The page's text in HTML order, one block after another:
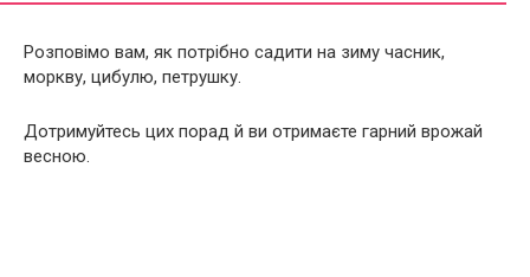
Розповімо вам, як потрібно садити на зиму часник,
моркву, цибулю, петрушку.
Дотримуйтесь цих порад й ви отримаєте гарний врожай
весною.